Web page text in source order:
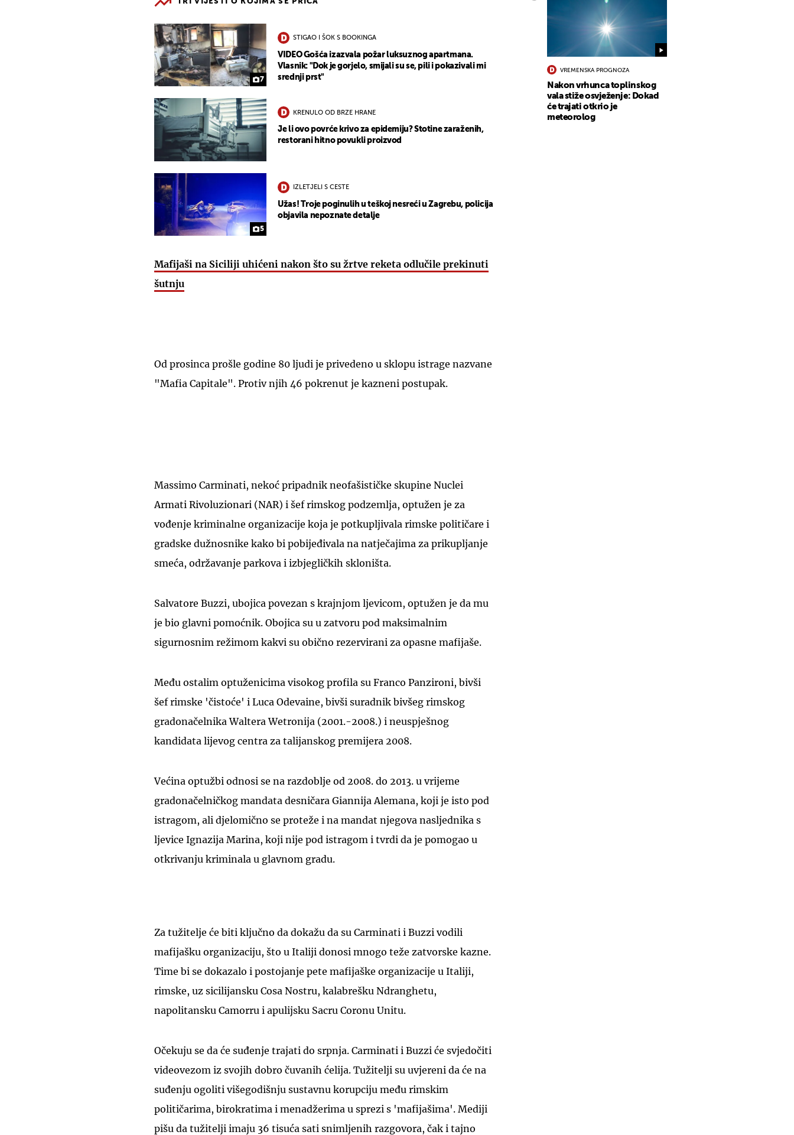
TRI VIJESTI O KOJIMA SE PRIČA
7
STIGAO I ŠOK S BOOKINGA
VIDEO Gošća izazvala požar luksuznog apartmana.
Vlasnik: "Dok je gorjelo, smijali su se, pili i pokazivali mi
srednji prst"
KRENULO OD BRZE HRANE
Je li ovo povrće krivo za epidemiju? Stotine zaraženih,
restorani hitno povukli proizvod
5
IZLETJELI S CESTE
Užas! Troje poginulih u teškoj nesreći u Zagrebu, policija
objavila nepoznate detalje
Mafijaši na Siciliji uhićeni nakon što su žrtve reketa odlučile prekinuti
šutnju
Od prosinca prošle godine 80 ljudi je privedeno u sklopu istrage nazvane
"Mafia Capitale". Protiv njih 46 pokrenut je kazneni postupak.
Massimo Carminati, nekoć pripadnik neofašističke skupine Nuclei
Armati Rivoluzionari (NAR) i šef rimskog podzemlja, optužen je za
vođenje kriminalne organizacije koja je potkupljivala rimske političare i
gradske dužnosnike kako bi pobijeđivala na natječajima za prikupljanje
smeća, održavanje parkova i izbjegličkih skloništa.
Salvatore Buzzi, ubojica povezan s krajnjom ljevicom, optužen je da mu
je bio glavni pomoćnik. Obojica su u zatvoru pod maksimalnim
sigurnosnim režimom kakvi su obično rezervirani za opasne mafijaše.
Među ostalim optuženicima visokog profila su Franco Panzironi, bivši
šef rimske 'čistoće' i Luca Odevaine, bivši suradnik bivšeg rimskog
gradonačelnika Waltera Wetronija (2001.-2008.) i neuspješnog
kandidata lijevog centra za talijanskog premijera 2008.
Većina optužbi odnosi se na razdoblje od 2008. do 2013. u vrijeme
gradonačelničkog mandata desničara Giannija Alemana, koji je isto pod
istragom, ali djelomično se proteže i na mandat njegova nasljednika s
ljevice Ignazija Marina, koji nije pod istragom i tvrdi da je pomogao u
otkrivanju kriminala u glavnom gradu.
Za tužitelje će biti ključno da dokažu da su Carminati i Buzzi vodili
mafijašku organizaciju, što u Italiji donosi mnogo teže zatvorske kazne.
Time bi se dokazalo i postojanje pete mafijaške organizacije u Italiji,
rimske, uz sicilijansku Cosa Nostru, kalabrešku Ndranghetu,
napolitansku Camorru i apulijsku Sacru Coronu Unitu.
Očekuju se da će suđenje trajati do srpnja. Carminati i Buzzi će svjedočiti
videovezom iz svojih dobro čuvanih ćelija. Tužitelji su uvjereni da će na
suđenju ogoliti višegodišnju sustavnu korupciju među rimskim
političarima, birokratima i menadžerima u sprezi s 'mafijašima'. Mediji
pišu da tužitelji imaju 36 tisuća sati snimljenih razgovora, čak i tajno
VREMENSKA PROGNOZA
Nakon vrhunca toplinskog
vala stiže osvježenje: Dokad
će trajati otkrio je
meteorolog